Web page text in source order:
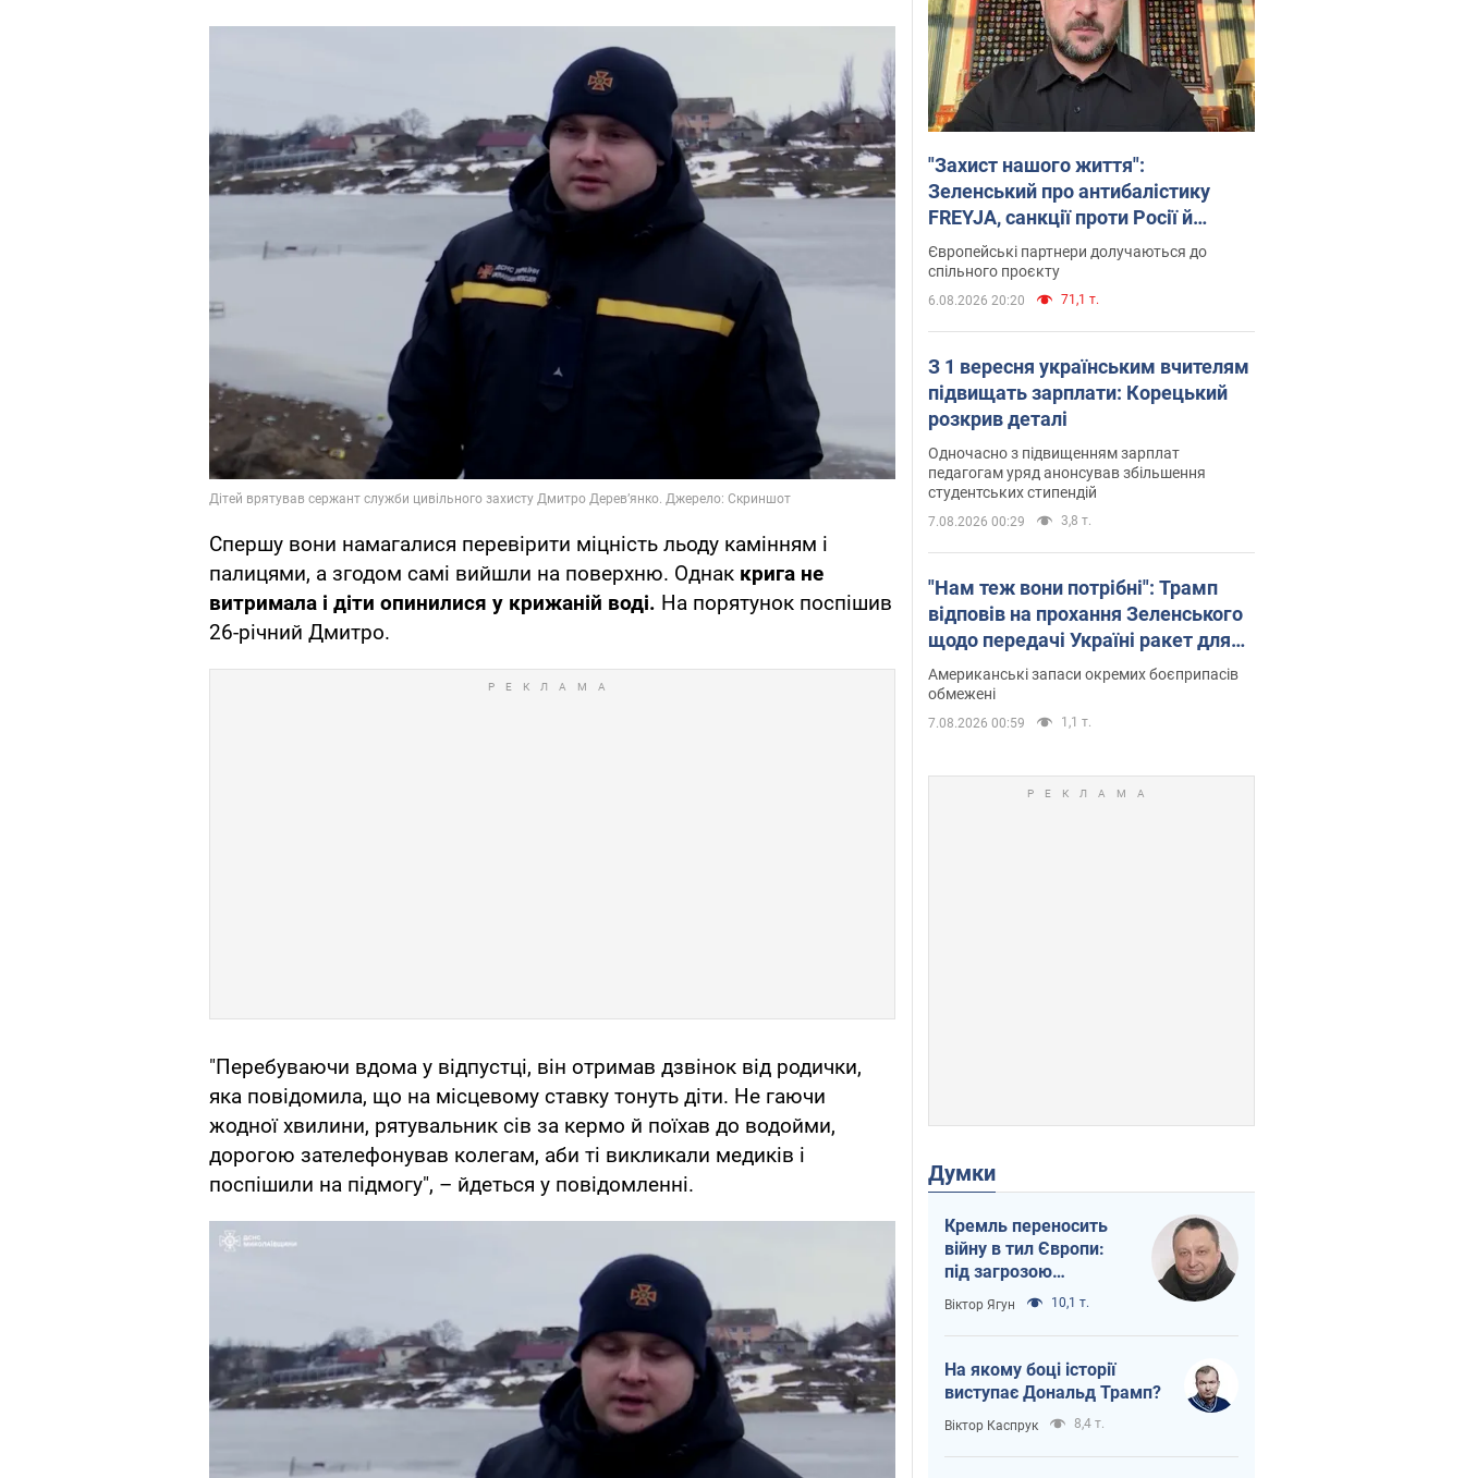
Спершу вони намагалися перевірити міцність льоду камінням і
палицями, а згодом самі вийшли на поверхню. Однак крига не
витримала і діти опинилися у крижаній воді. На порятунок поспішив
26-річний Дмитро.
"Перебуваючи вдома у відпустці, він отримав дзвінок від родички,
яка повідомила, що на місцевому ставку тонуть діти. Не гаючи
жодної хвилини, рятувальник сів за кермо й поїхав до водойми,
дорогою зателефонував колегам, аби ті викликали медиків і
поспішили на підмогу", – йдеться у повідомленні.
"Захист нашого життя":
Зеленський про антибалістику
FREYJA, санкції проти Росії й
підтримку аграріїв. Відео
Європейські партнери долучаються до
спільного проєкту
6.08.2026 20:20 71,1 т.
З 1 вересня українським вчителям
підвищать зарплати: Корецький
розкрив деталі
Одночасно з підвищенням зарплат
педагогам уряд анонсував збільшення
студентських стипендій
7.08.2026 00:29 3,8 т.
"Нам теж вони потрібні": Трамп
відповів на прохання Зеленського
щодо передачі Україні ракет для
Patriot
Американські запаси окремих боєприпасів
обмежені
7.08.2026 00:59 1,1 т.
Думки
Кремль переносить
війну в тил Європи:
під загрозою
критична логістика
Віктор Ягун 10,1 т.
На якому боці історії
виступає Дональд Трамп?
Віктор Каспрук 8,4 т.